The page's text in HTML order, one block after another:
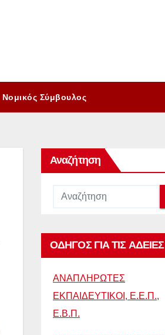
Νομικός Σύμβουλος
Αναζήτηση
ΟΔΗΓΟΣ ΓΙΑ ΤΙΣ ΑΔΕΙΕΣ
ΑΝΑΠΛΗΡΩΤΕΣ
ΕΚΠΑΙΔΕΥΤΙΚΟΙ, Ε.Ε.Π.,
Ε.Β.Π.